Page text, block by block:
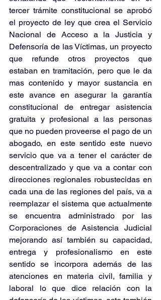
tercer trámite constitucional se aprobó
el proyecto de ley que crea el Servicio
Nacional de Acceso a la Justicia y
Defensoría de las Víctimas, un proyecto
que refunde otros proyectos que
estaban en tramitación, pero que le da
mas contenido y mayor sustancia en
este avance en asegurar la garantía
constitucional de entregar asistencia
gratuita y profesional a las personas
que no pueden proveerse el pago de un
abogado, en este sentido este nuevo
servicio que va a tener el carácter de
descentralizado y que va a contar con
direcciones regionales robustecidas en
cada una de las regiones del país, va a
reemplazar el sistema que actualmente
se encuentra administrado por las
Corporaciones de Asistencia Judicial
mejorando así también su capacidad,
entrega y profesionalismo en este
sentido se incorpora además de las
atenciones en materia civil, familia y
laboral lo que dice relación con la